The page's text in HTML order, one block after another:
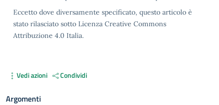
Eccetto dove diversamente specificato, questo articolo è
stato rilasciato sotto Licenza Creative Commons
Attribuzione 4.0 Italia.
Vedi azioni Condividi
Argomenti